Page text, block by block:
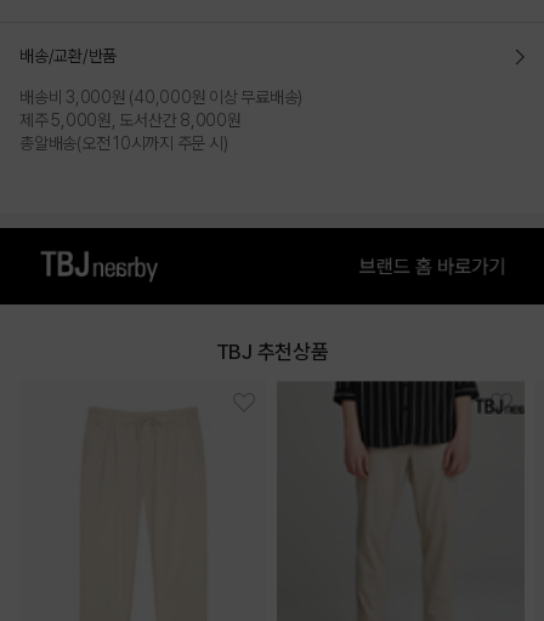
배송/교환/반품
배송비 3,000원 (40,000원 이상 무료배송)
제주 5,000원, 도서산간 8,000원
총알배송(오전 10시까지 주문 시)
TBJ 추천상품